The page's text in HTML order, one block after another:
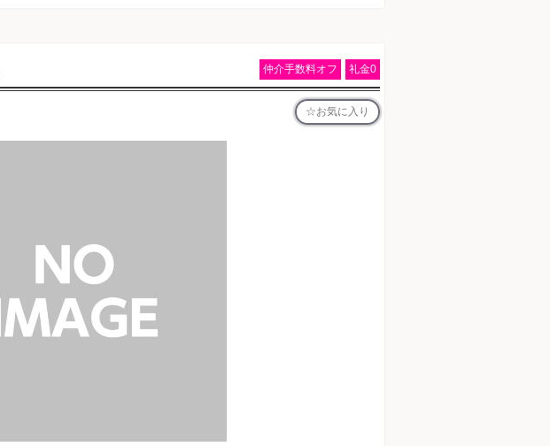
仲介手数料オフ 礼金0
お気に入り